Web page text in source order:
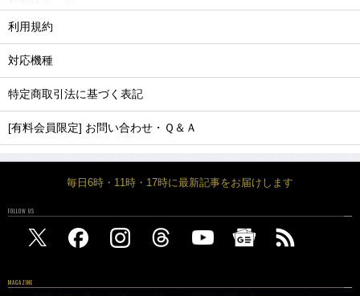
利用規約
対応機種
特定商取引法に基づく表記
[有料会員限定] お問い合わせ・Ｑ＆Ａ
毎日6時・11時・17時に最新記事をお届けします
FOLLOW US
MAGAZINE